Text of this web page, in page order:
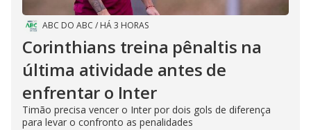
ABC DO ABC / HÁ 3 HORAS
Corinthians treina pênaltis na
última atividade antes de
enfrentar o Inter
Timão precisa vencer o Inter por dois gols de diferença
para levar o confronto as penalidades